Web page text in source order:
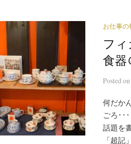
お仕事の
フ
食器
Posted on
何だか
ごろ･･
話題を
「超